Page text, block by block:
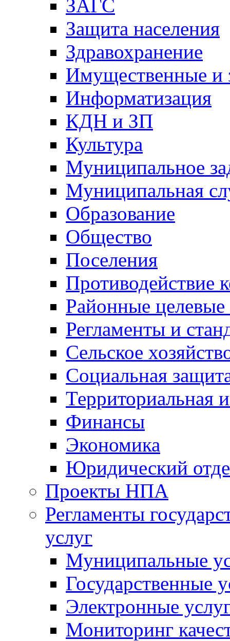
ЗАГС
Защита населения
Здравохранение
Имущественные и
Информатизация
КДН и ЗП
Культура
Муниципальное
Муниципальная
Образование
Общество
Поселения
Противодействие
Районные
Регламенты и
Сельское
Социальная
Территориальная
Финансы
Экономика
Юридический
Проекты НПА
Регламенты
услуг
Муниципальные
Государственные
Электронные
Мониторинг